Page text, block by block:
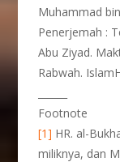
Muhammad
Penerjemah :
Abu Ziyad.
Rabwah.
Footnote
[1] HR. al-
miliknya, dan